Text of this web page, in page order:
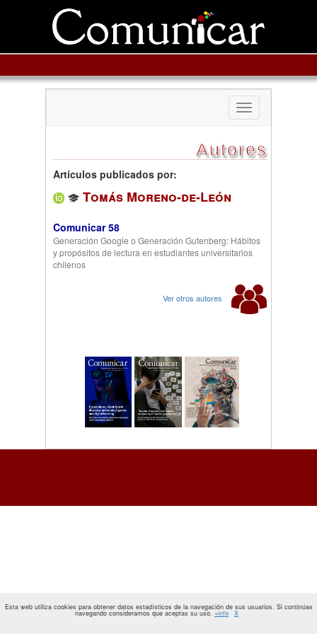
Toggle
navigation
Autores
Artículos publicados por:
Tomás Moreno-de-León
Comunicar 58
Generación Google o Generación Gutenberg: Hábitos
y propósitos de lectura en estudiantes universitarios
chilenos
Ver otros autores
Esta web utiliza cookies para obtener datos estadísticos de la navegación de sus usuarios. Si continúas
navegando consideramos que aceptas su uso. +info X